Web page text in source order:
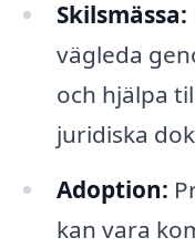
Skilsmässa:
vägleda
och hjälpa
juridiska
Adoption:
kan vara